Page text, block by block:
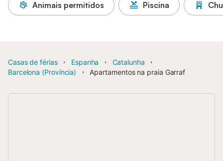
Animais permitidos Piscina
Casas de férias Espanha
Catalunha
Barcelona (Província)
Apartamentos na praia Garraf